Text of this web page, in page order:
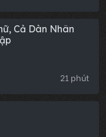
Cả Dàn Nhân
21 phút